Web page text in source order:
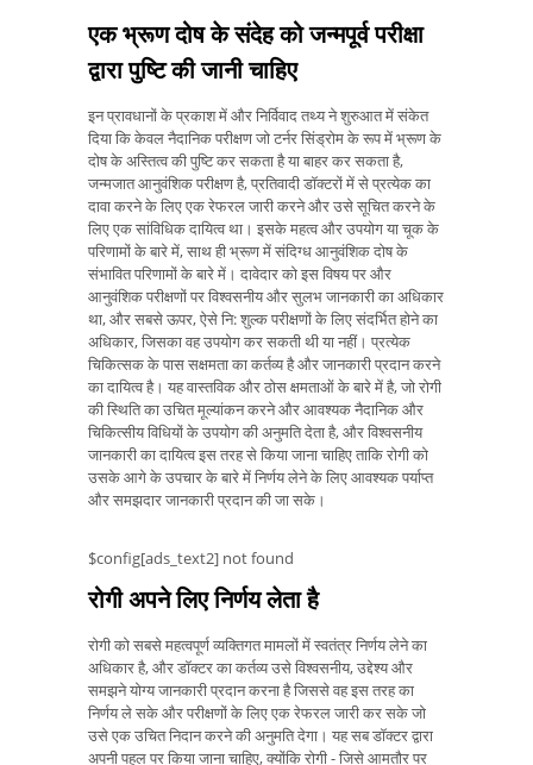
एक भ्रूण दोष के संदेह को जन्मपूर्व परीक्षा
द्वारा पुष्टि की जानी चाहिए
इन प्रावधानों के प्रकाश में और निर्विवाद तथ्य ने शुरुआत में संकेत
दिया कि केवल नैदानिक ​​परीक्षण जो टर्नर सिंड्रोम के रूप में भ्रूण के
दोष के अस्तित्व की पुष्टि कर सकता है या बाहर कर सकता है,
जन्मजात आनुवंशिक परीक्षण है, प्रतिवादी डॉक्टरों में से प्रत्येक का
दावा करने के लिए एक रेफरल जारी करने और उसे सूचित करने के
लिए एक सांविधिक दायित्व था। इसके महत्व और उपयोग या चूक के
परिणामों के बारे में, साथ ही भ्रूण में संदिग्ध आनुवंशिक दोष के
संभावित परिणामों के बारे में। दावेदार को इस विषय पर और
आनुवंशिक परीक्षणों पर विश्वसनीय और सुलभ जानकारी का अधिकार
था, और सबसे ऊपर, ऐसे नि: शुल्क परीक्षणों के लिए संदर्भित होने का
अधिकार, जिसका वह उपयोग कर सकती थी या नहीं। प्रत्येक
चिकित्सक के पास सक्षमता का कर्तव्य है और जानकारी प्रदान करने
का दायित्व है। यह वास्तविक और ठोस क्षमताओं के बारे में है, जो रोगी
की स्थिति का उचित मूल्यांकन करने और आवश्यक नैदानिक ​​और
चिकित्सीय विधियों के उपयोग की अनुमति देता है, और विश्वसनीय
जानकारी का दायित्व इस तरह से किया जाना चाहिए ताकि रोगी को
उसके आगे के उपचार के बारे में निर्णय लेने के लिए आवश्यक पर्याप्त
और समझदार जानकारी प्रदान की जा सके।
$config[ads_text2] not found
रोगी अपने लिए निर्णय लेता है
रोगी को सबसे महत्वपूर्ण व्यक्तिगत मामलों में स्वतंत्र निर्णय लेने का
अधिकार है, और डॉक्टर का कर्तव्य उसे विश्वसनीय, उद्देश्य और
समझने योग्य जानकारी प्रदान करना है जिससे वह इस तरह का
निर्णय ले सके और परीक्षणों के लिए एक रेफरल जारी कर सके जो
उसे एक उचित निदान करने की अनुमति देगा। यह सब डॉक्टर द्वारा
अपनी पहल पर किया जाना चाहिए, क्योंकि रोगी - जिसे आमतौर पर